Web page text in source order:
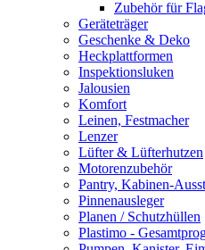
Zubehör für
Geräteträger
Geschenke & Deko
Heckplattformen
Inspektionsluken
Jalousien
Komfort
Leinen, Festmacher
Lenzer
Lüfter & Lüfterhutzen
Motorenzubehör
Pantry, Kabinen-
Pinnenausleger
Planen / Schutzhüllen
Plastimo -